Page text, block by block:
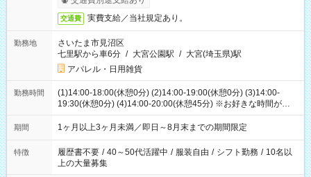
交通費 実費支給／当社規定あり。
勤務地
さいたま市見沼区
七里駅から車6分 / 大宮公園駅 / 大宮(埼玉県)駅
アパレル・日用雑貨
勤務時間
(1)14:00-18:00(休憩0分) (2)14:00-19:00(休憩0分) (3)14:00-
19:30(休憩0分) (4)14:00-20:00(休憩45分) ※お好きな時間が選べ
ます
期間 1ヶ月以上3ヶ月未満／即日～8月末までの期間限定
特徴 履歴書不要 / 40～50代活躍中 / 服装自由 / シフト勤務 / 10名以
上の大量募集